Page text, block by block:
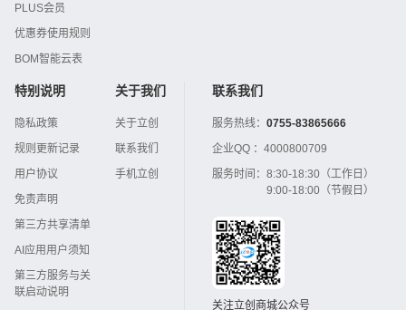
PLUS会员
优惠券使用规则
BOM智能云表
特别说明
隐私政策
规则更新记录
用户协议
免责声明
第三方共享清单
AI应用用户须知
第三方服务与关
联启动说明
关于我们
关于立创
联系我们
手机立创
联系我们
服务热线： 0755-83865666
企业QQ ： 4000800709
服务时间： 8:30-18:30（工作日）
9:00-18:00（节假日）
关注立创商城公众号